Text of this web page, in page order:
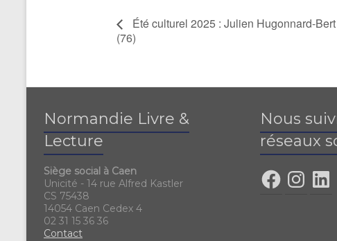
Été culturel 2025 : Julien Hugonnard-
(76)
Normandie Livre &
Lecture
Siège social à Caen
Unicité - 14 rue Alfred Kastler
CS 75438
14054 Caen Cedex 4
02 31 15 36 36
Contact
Nous
réseaux